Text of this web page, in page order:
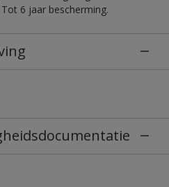
6 jaar bescherming.